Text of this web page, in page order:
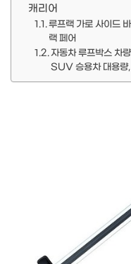
캐리어
루프랙 가로 사이드
랙 페어
자동차 루프박스 차
SUV 승용차 대용